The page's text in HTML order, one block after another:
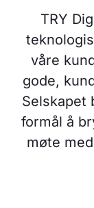
TRY
våre
gode,
Selskapet
formål å
møte